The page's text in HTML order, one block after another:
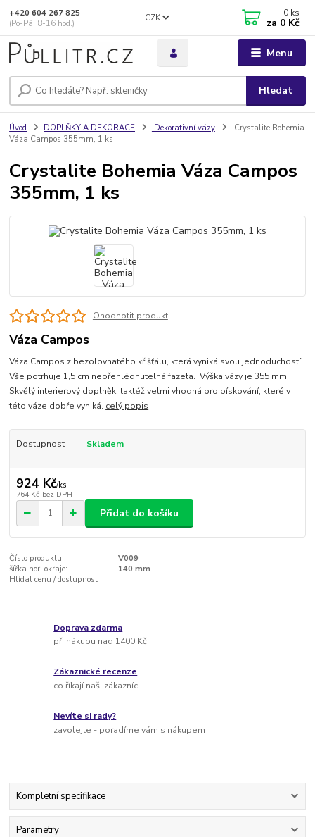
Menu
CZK
Hledat
+420 604 267 825
(Po-Pá, 8-16 hod.)
0 ks
za 0 Kč
Úvod DOPLŇKY A DEKORACE Dekorativní vázy
Crystalite Bohemia
Váza Campos 355mm, 1 ks
Crystalite Bohemia Váza Campos
355mm, 1 ks
Ohodnotit produkt
Váza Campos
Váza Campos z bezolovnatého křišťálu, která vyniká svou jednoduchostí.
Vše potrhuje 1,5 cm nepřehlédnutelná fazeta. Výška vázy je 355 mm.
Skvělý interierový doplněk, taktéž velmi vhodná pro pískování, které v
této váze dobře vyniká. celý popis
Dostupnost Skladem
924 Kč/ks
764 Kč bez DPH
Přidat do košíku
Číslo produktu:
V009
šířka hor. okraje:
140 mm
Hlídat cenu / dostupnost
Doprava zdarma
při nákupu nad 1400 Kč
Zákaznické recenze
co říkají naši zákazníci
Nevíte si rady?
zavolejte - poradíme vám s nákupem
Kompletní specifikace
Parametry